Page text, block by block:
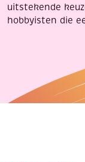
uitstekende
hobbyisten die